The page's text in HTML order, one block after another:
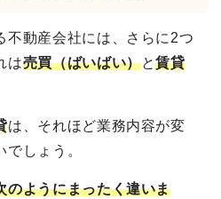
不動産会社には、さらに2つ
は売買（ばいばい）と賃貸
は、それほど業務内容が変
しょう。
のようにまったく違いま